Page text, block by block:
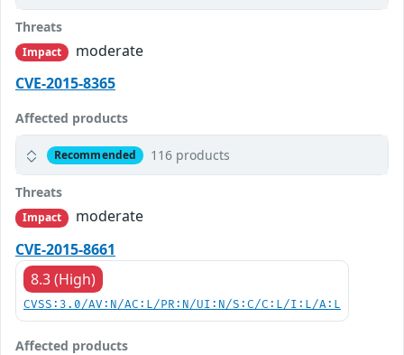
Threats
Impact
moderate
CVE-2015-8365
Affected products
Recommended 116 products
Threats
Impact
moderate
CVE-2015-8661
8.3 (High)
CVSS:3.0/AV:N/AC:L/PR:N/UI:N/S:C/C:L/I:L/A:L
Affected products